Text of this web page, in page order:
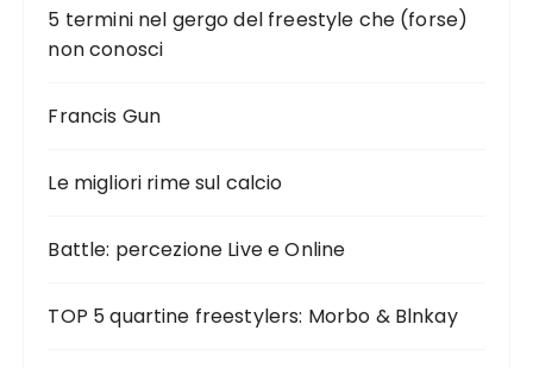
5 termini nel gergo del freestyle che (forse)
non conosci
Francis Gun
Le migliori rime sul calcio
Battle: percezione Live e Online
TOP 5 quartine freestylers: Morbo & Blnkay